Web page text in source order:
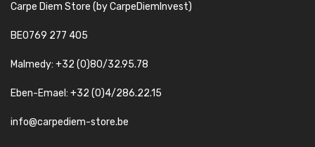
Carpe Diem Store (by CarpeDiemInvest)
BE0769 277 405
Malmedy: +32 (0)80/32.95.78
Eben-Emael: +32 (0)4/286.22.15
info@carpediem-store.be